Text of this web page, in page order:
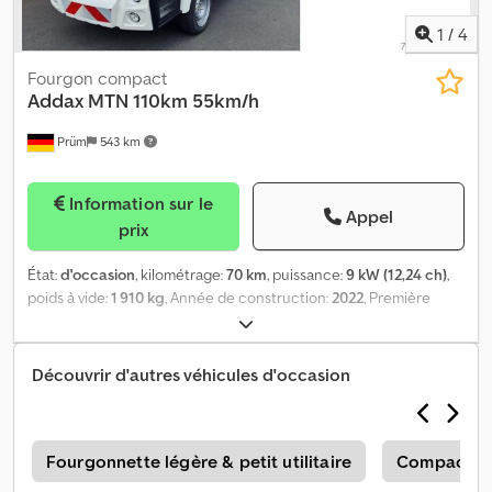
1 / 4
Prüm 543 km
Fourgon compact
Addax MTN 110km 55km/h
prix
Appel
État:d'occasion, kilométrage:70 km, puissance:9 kW (12,24 ch),
poids à vide:1 910 kg, Année de construction:2022, Première
immatriculation : 25.07.2023 Équipement de base : - Batterie
lithium-fer-phosphate ultra haute performance avec chauffage
intégré - Diagnostic véhicule 4G avec assistance technique -
portes vitrées - Volant à gauche - Couleur standard blanc (RAL
9010) - Pneus toutes saisons - Homologation route N1 - Chargeur
220V 16A (temps de charge max. 6,5 heures) Équipements
spéciaux : - Batterie : 72V LiFePO4 (14 400 Wh), autonomie*132 km
Découvrir d'autres véhicules d'occasion
Fourgonnette légère & petit utilitaire